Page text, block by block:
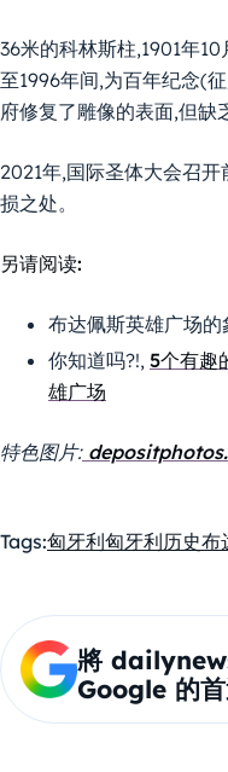
36米的科林斯柱,1901年
至1996年间,为百年纪念(
府修复了雕像的表面,但缺
2021年,国际圣体大会召
损之处。
另请阅读:
布达佩斯英雄广场
你知道吗?!, 5个有趣
雄广场
特色图片:
Tags:匈牙利匈牙利历史布
將
Google 的